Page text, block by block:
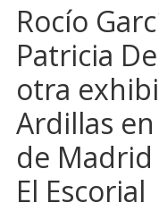
Rocío
Patricia
otra
Ardillas
de
El Escorial